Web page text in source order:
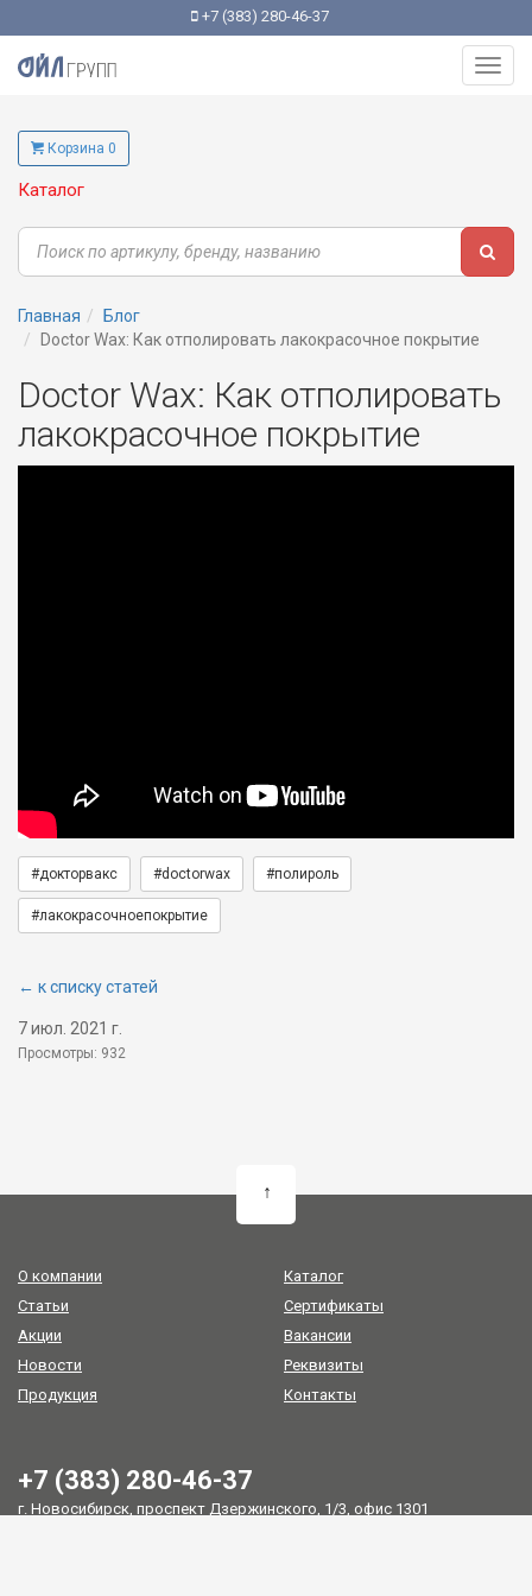
+7 (383) 280-46-37
Корзина 0
Каталог
Главная
Блог
Doctor Wax: Как отполировать лакокрасочное покрытие
Doctor Wax: Как отполировать
лакокрасочное покрытие
#докторвакс #doctorwax #полироль
#лакокрасочноепокрытие
← к списку статей
7 июл. 2021 г.
Просмотры: 932
↑
О компании
Статьи
Акции
Новости
Продукция
Каталог
Сертификаты
Вакансии
Реквизиты
Контакты
+7 (383) 280-46-37
г. Новосибирск, проспект Дзержинского, 1/3, офис 1301